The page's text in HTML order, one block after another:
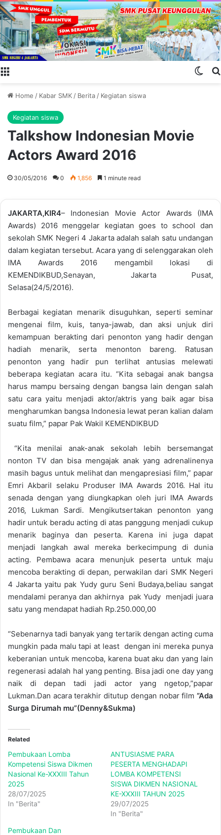
Home / Kabar SMK / Berita / Kegiatan siswa
Kegiatan siswa
Talkshow Indonesian Movie
Actors Award 2016
30/05/2016 0 1,856 1 minute read
JAKARTA,KIR4– Indonesian Movie Actor Awards (IMA
Awards) 2016 menggelar kegiatan goes to school dan
sekolah SMK Negeri 4 Jakarta adalah salah satu undangan
dalam kegiatan tersebut. Acara yang di selenggarakan oleh
IMA Awards 2016 mengambil lokasi di
KEMENDIKBUD,Senayan, Jakarta Pusat,
Selasa(24/5/2016).
Berbagai kegiatan menarik disuguhkan, seperti seminar
mengenai film, kuis, tanya-jawab, dan aksi unjuk diri
kemampuan berakting dari penonton yang hadir dengan
hadiah menarik, serta menonton bareng. Ratusan
penonton yang hadir pun terlihat antusias melewati
beberapa kegiatan acara itu. “Kita sebagai anak bangsa
harus mampu bersaing dengan bangsa lain dengan salah
satu cara yaitu menjadi aktor/aktris yang baik agar bisa
mengharumkan bangsa Indonesia lewat peran kalian dalam
suatu film,” papar Pak Wakil KEMENDIKBUD
“Kita menilai anak-anak sekolah lebih bersemangat
nonton TV dan bisa mengajak anak yang adrenalinenya
masih bagus untuk melihat dan mengapresiasi film,” papar
Emri Akbaril selaku Produser IMA Awards 2016. Hal itu
senada dengan yang diungkapkan oleh juri IMA Awards
2016, Lukman Sardi. Mengikutsertakan penonton yang
hadir untuk beradu acting di atas panggung menjadi cukup
menarik baginya dan peserta. Karena ini juga dapat
menjadi langkah awal mereka berkecimpung di dunia
acting. Pembawa acara menunjuk peserta untuk maju
mencoba berakting di depan, perwakilan dari SMK Negeri
4 Jakarta yaitu pak Yudy guru Seni Budaya,beliau sangat
mendalami peranya dan akhirnya pak Yudy menjadi juara
satu yang mendapat hadiah Rp.250.000,00
“Sebenarnya tadi banyak yang tertarik dengan acting cuma
mungkin pada malu tapi at least dengan ini mereka punya
keberanian untuk mencoba, karena buat aku dan yang lain
regenerasi adalah hal yang penting. Bisa jadi one day yang
naik di depan tadi jadi actor yang ngetop,”papar
Lukman.Dan acara terakhir ditutup dengan nobar film ”Ada
Surga Dirumah mu”(Denny&Sukma)
Related
Pembukaan Lomba
Kompetensi Siswa Dikmen
Nasional Ke-XXXIII Tahun
2025
28/07/2025
In "Berita"
ANTUSIASME PARA
PESERTA MENGHADAPI
LOMBA KOMPETENSI
SISWA DIKMEN NASIONAL
KE-XXXIII TAHUN 2025
29/07/2025
In "Berita"
Pembukaan Dan